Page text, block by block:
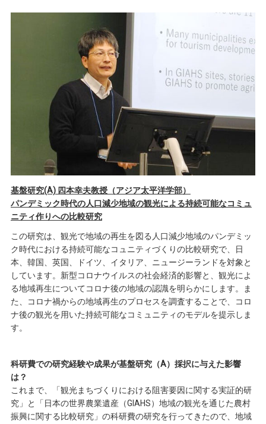
基盤研究(A) 四本幸夫教授（アジア太平洋学部）
パンデミック時代の人口減少地域の観光による持続可能なコミュ
ニティ作りへの比較研究
この研究は、観光で地域の再生を図る人口減少地域のパンデミッ
ク時代における持続可能なコュニティづくりの比較研究で、日
本、韓国、英国、ドイツ、イタリア、ニュージーランドを対象と
しています。新型コロナウイルスの社会経済的影響と、観光によ
る地域再生についてコロナ後の地域の認識を明らかにします。ま
た、コロナ禍からの地域再生のプロセスを調査することで、コロ
ナ後の観光を用いた持続可能なコミュニティのモデルを提示しま
す。
科研費での研究経験や成果が基盤研究（A）採択に与えた影響
は？
これまで、「観光まちづくりにおける阻害要因に関する実証的研
究」と「日本の世界農業遺産（GIAHS）地域の観光を通じた農村
振興に関する比較研究」の科研費の研究を行ってきたので、地域